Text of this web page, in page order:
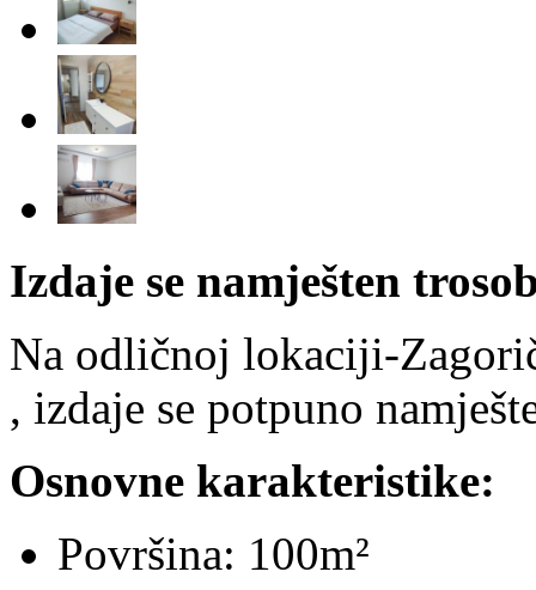
Izdaje se namješten
Na odličnoj lokaciji-
, izdaje se potpuno
Osnovne karakteristike:
Površina: 100m²